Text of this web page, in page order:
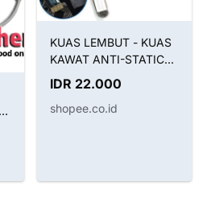
KUAS LEMBUT - KUAS
KAWAT ANTI-STATIC
BRUSH SUNSHINE SS-
022B 2IN1
IDR 22.000
shopee.co.id